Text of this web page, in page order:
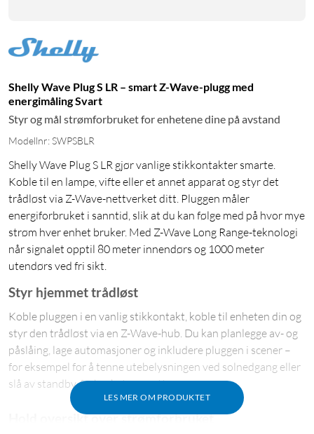
Shelly Wave Plug S LR – smart Z-Wave-plugg med
energimåling Svart
Styr og mål strømforbruket for enhetene dine på avstand
Modellnr: SWPSBLR
Shelly Wave Plug S LR gjør vanlige stikkontakter smarte.
Koble til en lampe, vifte eller et annet apparat og styr det
trådløst via Z-Wave-nettverket ditt. Pluggen måler
energiforbruket i sanntid, slik at du kan følge med på hvor mye
strøm hver enhet bruker. Med Z-Wave Long Range-teknologi
når signalet opptil 80 meter innendørs og 1000 meter
utendørs ved fri sikt.
LES MER OM PRODUKTET
Styr hjemmet trådløst
Koble pluggen i en vanlig stikkontakt, koble til enheten din og
styr den trådløst via en Z-Wave-hub. Du kan planlegge av- og
påslåing, lage automasjoner og inkludere pluggen i scener –
for eksempel for å tenne utebelysningen ved solnedgang eller
slå av standby-forbruket om natten.
Hold oversikt over strømforbruket